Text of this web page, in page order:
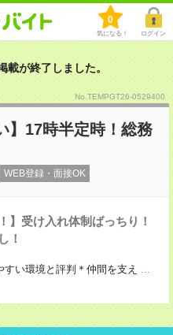
0
気になる！ ログイン
載が終了しました。
No.TEMPGT26-0529400
】17時半定時！総務
WEB登録・面接OK
】受け入れ体制ばっちり！
！
い環境と評判＊仲間を支え ...